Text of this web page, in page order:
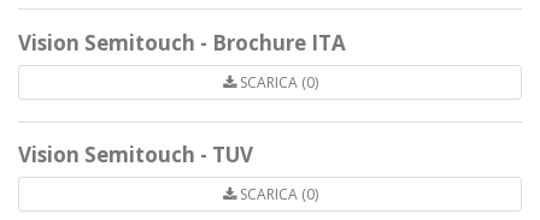
Vision Semitouch - Brochure ITA
SCARICA (0)
Vision Semitouch - TUV
SCARICA (0)